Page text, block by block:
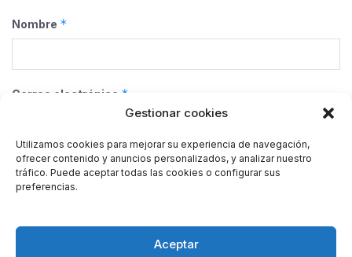
Gestionar cookies
Utilizamos cookies para mejorar su experiencia de navegación,
ofrecer contenido y anuncios personalizados, y analizar nuestro
tráfico. Puede aceptar todas las cookies o configurar sus
preferencias.
Aceptar
Nombre *
Correo electrónico *
Web
navegador para la próxima vez que comente.